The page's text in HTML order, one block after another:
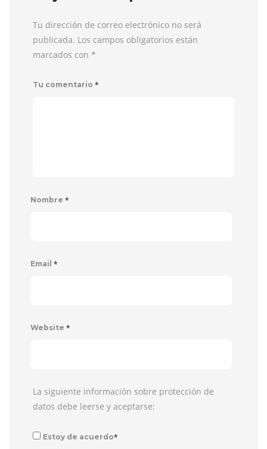
Tu dirección de correo electrónico no será
publicada. Los campos obligatorios están
marcados con *
Tu comentario *
Nombre *
Email *
Website *
La siguiente información sobre protección de
datos debe leerse y aceptarse:
Estoy de acuerdo*